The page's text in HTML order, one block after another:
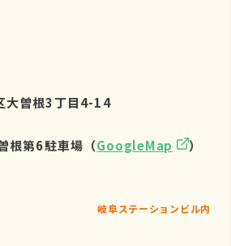
大曽根3丁目4-14
根第6駐車場（GoogleMap
）
岐阜ステーションビル内